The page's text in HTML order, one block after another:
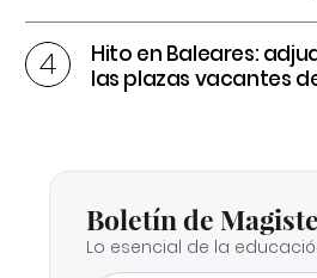
Hito en Baleares:
las plazas vacantes
Boletín de
Lo esencial de la